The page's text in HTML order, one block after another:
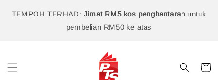
TEMPOH TERHAD: Jimat RM5 kos penghantaran untuk
pembelian RM50 ke atas